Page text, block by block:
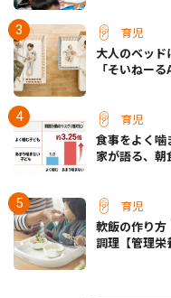
育児
大人のベッ
「そいねー
育児
食事をよく噛
家が語る、
育児
軟飯の作り
調理【管理栄